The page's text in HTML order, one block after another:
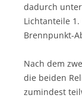
dadurch
Lichtanteile
Brennpunkt-
Nach dem
die beiden
zumindest